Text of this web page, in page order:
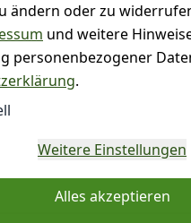
hat noch niemand
Bewertung für
Artikel
- klicken Sie für
ändern oder zu
und weitere
personenbezogener
.
Weitere Einstellungen
Alles akzeptieren